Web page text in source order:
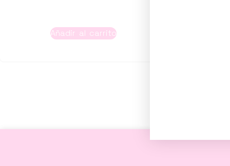
Añadir al carrito